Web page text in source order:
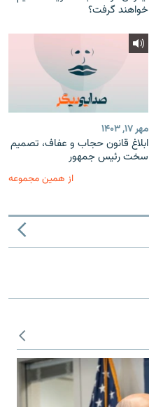
خواهند گرفت؟
مهر ۱۷, ۱۴۰۳
ابلاغ قانون حجاب و عفاف، تصمیم
سخت رئیس جمهور
از همین مجموعه